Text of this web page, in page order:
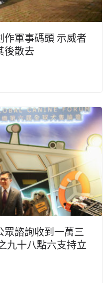
作軍事碼頭 示威者
後散去
眾諮詢收到一萬三
九十八點六支持立